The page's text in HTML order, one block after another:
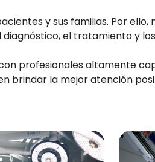
y sus familias. Por
el tratamiento y
profesionales altamente
brindar la mejor atención